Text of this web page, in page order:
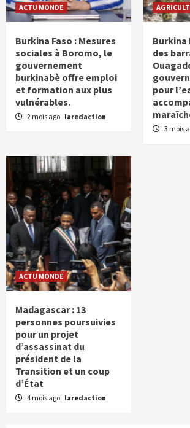
ACTU MONDE
Burkina Faso : Mesures
sociales à Boromo, le
gouvernement
burkinabè offre emploi
et formation aux plus
vulnérables.
2 mois ago laredaction
Burkina
des
pour
3 mois
ACTU MONDE
Madagascar : 13
personnes poursuivies
pour un projet
d’assassinat du
président de la
Transition et un coup
d’État
4 mois ago laredaction